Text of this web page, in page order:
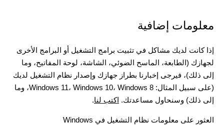
معلومات إضافية
إذا كانت لديك مشاكل في تثبيت برامج التشغيل أو البرامج الأخرى
لجهازك (الطابعة، الماسح الضوئي، الشاشة، لوحة المفاتيح، وما
إلى ذلك)، فيرجى إخبارنا بطراز جهازك وإصدار نظام التشغيل لديك
(على سبيل المثال: Windows 11، Windows 10، Windows 8، وما
إلى ذلك) وسنحاول مساعدتك. اكتب لنا.
العثور على معلومات نظام التشغيل في Windows